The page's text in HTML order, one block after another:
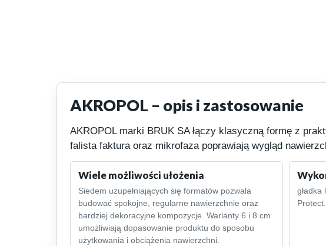
AKROPOL – opis i zastosowanie
AKROPOL marki BRUK SA łączy klasyczną formę z
falista faktura oraz mikrofaza poprawiają wygląd
Wiele możliwości ułożenia
Siedem uzupełniających się formatów pozwala
budować spokojne, regularne nawierzchnie oraz
bardziej dekoracyjne kompozycje. Warianty 6 i 8 cm
umożliwiają dopasowanie produktu do sposobu
użytkowania i obciążenia nawierzchni.
gładka
Protect.